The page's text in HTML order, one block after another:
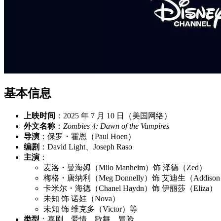
基本信息
上映时间 ：2025 年 7 月 10 日（美国网络）
外文名称： Zombies 4: Dawn of the Vampires
导演 ：保罗・霍恩（Paul Hoen）
编剧 ：David Light、Joseph Raso
主演 ：
麦洛・曼海姆（Milo Manheim）饰 泽德（Zed）
梅格・唐纳利（Meg Donnelly）饰 艾迪生（
卡米尔・海德（Chanel Haydn）饰 伊丽莎（Eliza）
未知 饰 诺娃（Nova）
未知 饰 维克多（Victor）等
类型 ：喜剧、爱情、歌舞、冒险